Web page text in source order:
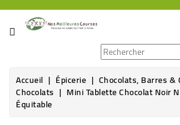
CATÉGORIE
ÉPICERIE
THÉ,
Accueil Épicerie Chocolats, Barres &
Chocolats Mini Tablette Chocolat Noir
Équitable